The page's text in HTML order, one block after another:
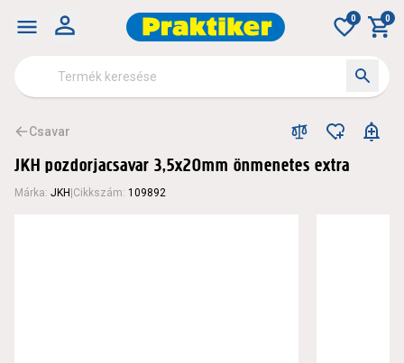
0 0
Csavar
JKH pozdorjacsavar 3,5x20mm önmenetes extra
Márka: JKH Cikkszám: 109892